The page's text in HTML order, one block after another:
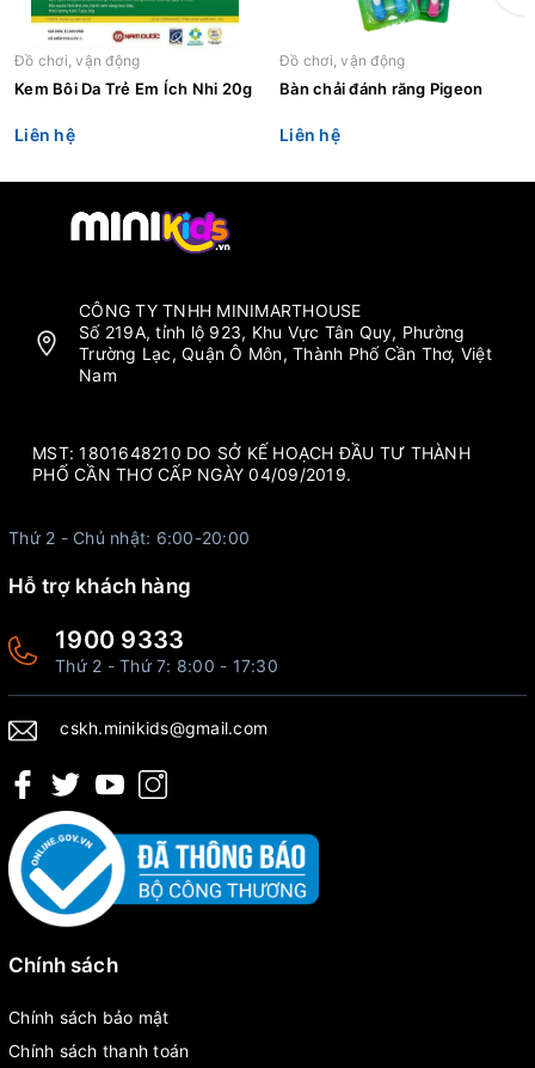
Đồ chơi, vận động
Kem Bôi Da Trẻ Em Ích Nhi 20g
Liên hệ
Đồ chơi, vận động
Bàn chải đánh răng Pigeon
Liên hệ
CÔNG TY TNHH MINIMARTHOUSE
Số 219A, tỉnh lộ 923, Khu Vực Tân Quy, Phường
Trường Lạc, Quận Ô Môn, Thành Phố Cần Thơ, Việt
Nam
MST: 1801648210 DO SỞ KẾ HOẠCH ĐẦU TƯ THÀNH
PHỐ CẦN THƠ CẤP NGÀY 04/09/2019.
Thứ 2 - Chủ nhật: 6:00-20:00
Hỗ trợ khách hàng
1900 9333
Thứ 2 - Thứ 7: 8:00 - 17:30
cskh.minikids@gmail.com
Chính sách
Chính sách bảo mật
Chính sách thanh toán